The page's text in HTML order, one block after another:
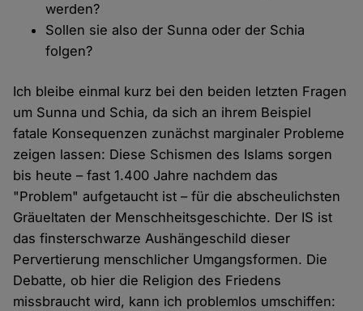
werden?
Sollen sie also der Sunna oder der Schia
folgen?
Ich bleibe einmal kurz bei den beiden letzten Fragen
um Sunna und Schia, da sich an ihrem Beispiel
fatale Konsequenzen zunächst marginaler Probleme
zeigen lassen: Diese Schismen des Islams sorgen
bis heute – fast 1.400 Jahre nachdem das
"Problem" aufgetaucht ist – für die abscheulichsten
Gräueltaten der Menschheitsgeschichte. Der IS ist
das finsterschwarze Aushängeschild dieser
Pervertierung menschlicher Umgangsformen. Die
Debatte, ob hier die Religion des Friedens
missbraucht wird, kann ich problemlos umschiffen: